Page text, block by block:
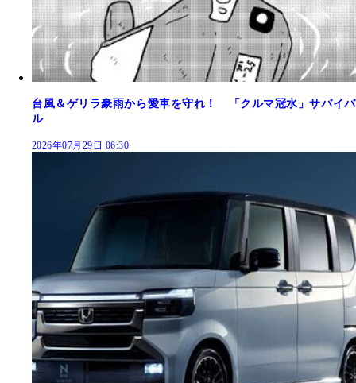
台風＆ゲリラ豪雨から愛車を守れ！ 「クルマ冠水」サバイバ
ル
2026年07月29日 06:30